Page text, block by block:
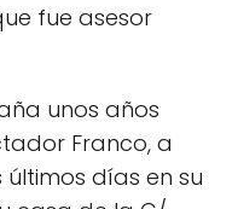
fue asesor
unos años
Franco, a
últimos días en su